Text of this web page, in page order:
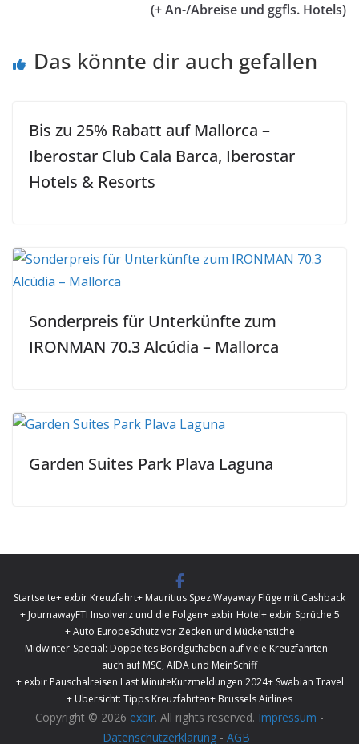
(+ An-/Abreise und ggfls. Hotels)
Das könnte dir auch gefallen
Bis zu 25% Rabatt auf Mallorca –
Iberostar Club Cala Barca, Iberostar
Hotels & Resorts
Sonderpreis für Unterkünfte zum
IRONMAN 70.3 Alcúdia – Mallorca
Garden Suites Park Plava Laguna
Startseite+ exbir Kreuzfahrt+ Mauritius SpeziWayaway Flüge mit Cashback
+ JournawayFTI Insolvenz und die Folgen+ exbir Hotel+ exbir Sprüche 5
+ Auto EuropeSchutz vor Zecken und Mückenstiche
Midwinter-Special: Doppeltes Bordguthaben auf viele Kreuzfahrten –
auch auf MSC, AIDA und MeinSchiff
+ exbir Pauschalreisen Last MinuteKurzmeldungen 2024+ Swabian Travel
+ Übersicht: Tipps Kreuzfahrten+ Brussels Airlines
Copyright © 2026 exbir. All rights reserved. Impressum -
Datenschutzerklärung - AGB